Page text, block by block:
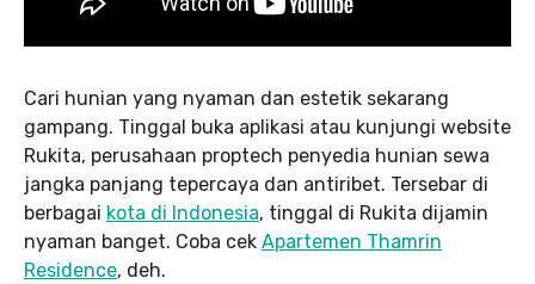
Cari hunian yang nyaman dan estetik sekarang
gampang. Tinggal buka aplikasi atau kunjungi website
Rukita, perusahaan proptech penyedia hunian sewa
jangka panjang tepercaya dan antiribet. Tersebar di
berbagai kota di Indonesia, tinggal di Rukita dijamin
nyaman banget. Coba cek Apartemen Thamrin
Residence, deh.